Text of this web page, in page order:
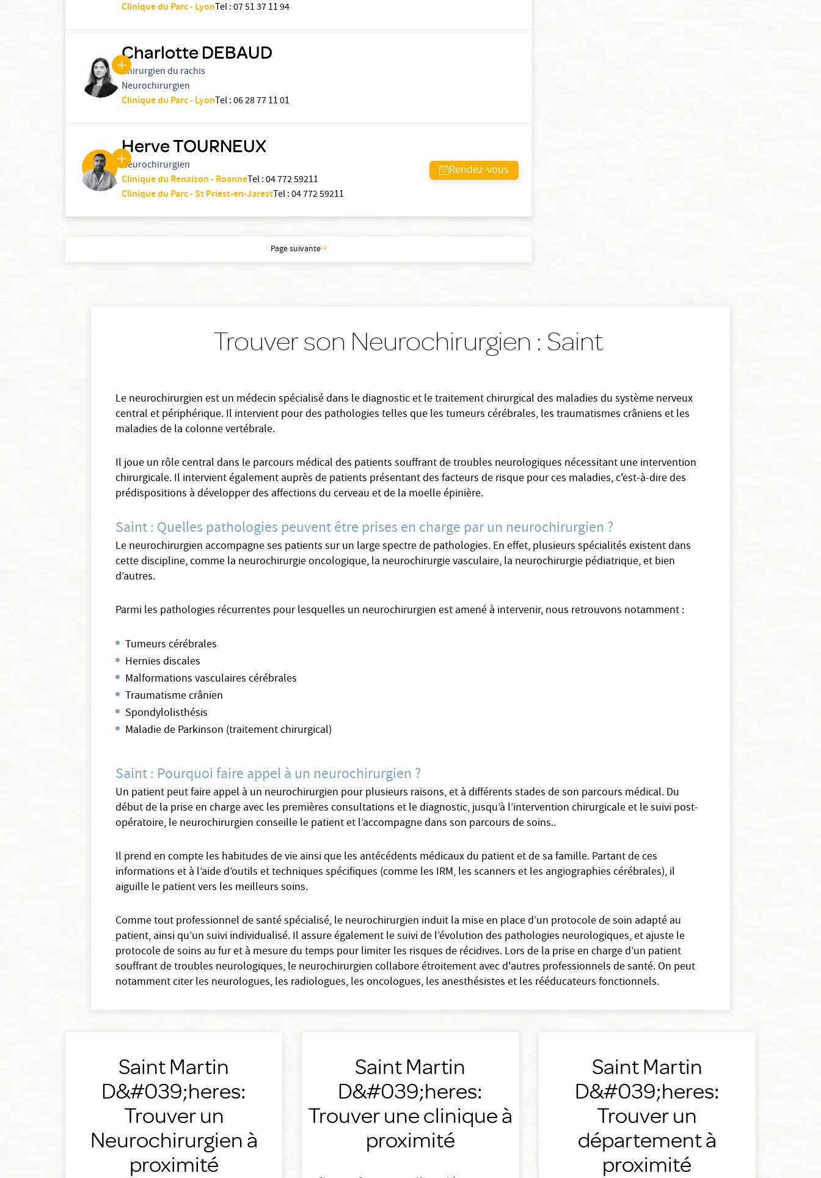
Clinique du Parc - LyonTel:07 51 37 11 94
Charlotte DEBAUD
Chirurgien du rachis
Neurochirurgien
Clinique du Parc - LyonTel:06 28 77 11 01
Herve TOURNEUX
Neurochirurgien
Clinique du Renaison - RoanneTel:04 772 59211
Clinique du Parc - St Priest-en-JarestTel:04 772 59211
Rendez-vous
Page suivante
Trouver son Neurochirurgien : Saint
Le neurochirurgien est un médecin spécialisé dans le diagnostic et le traitement chirurgical des maladies du système nerveux
central et périphérique. Il intervient pour des pathologies telles que les tumeurs cérébrales, les traumatismes crâniens et les
maladies de la colonne vertébrale.
Il joue un rôle central dans le parcours médical des patients souffrant de troubles neurologiques nécessitant une intervention
chirurgicale. Il intervient également auprès de patients présentant des facteurs de risque pour ces maladies, c'est-à-dire des
prédispositions à développer des affections du cerveau et de la moelle épinière.
Saint : Quelles pathologies peuvent être prises en charge par un neurochirurgien ?
Le neurochirurgien accompagne ses patients sur un large spectre de pathologies. En effet, plusieurs spécialités existent dans
cette discipline, comme la neurochirurgie oncologique, la neurochirurgie vasculaire, la neurochirurgie pédiatrique, et bien
d’autres.
Parmi les pathologies récurrentes pour lesquelles un neurochirurgien est amené à intervenir, nous retrouvons notamment :
Tumeurs cérébrales
Hernies discales
Malformations vasculaires cérébrales
Traumatisme crânien
Spondylolisthésis
Maladie de Parkinson (traitement chirurgical)
Saint : Pourquoi faire appel à un neurochirurgien ?
Un patient peut faire appel à un neurochirurgien pour plusieurs raisons, et à différents stades de son parcours médical. Du
début de la prise en charge avec les premières consultations et le diagnostic, jusqu’à l’intervention chirurgicale et le suivi post-
opératoire, le neurochirurgien conseille le patient et l’accompagne dans son parcours de soins..
Il prend en compte les habitudes de vie ainsi que les antécédents médicaux du patient et de sa famille. Partant de ces
informations et à l’aide d’outils et techniques spécifiques (comme les IRM, les scanners et les angiographies cérébrales), il
aiguille le patient vers les meilleurs soins.
Comme tout professionnel de santé spécialisé, le neurochirurgien induit la mise en place d’un protocole de soin adapté au
patient, ainsi qu’un suivi individualisé. Il assure également le suivi de l’évolution des pathologies neurologiques, et ajuste le
protocole de soins au fur et à mesure du temps pour limiter les risques de récidives. Lors de la prise en charge d’un patient
souffrant de troubles neurologiques, le neurochirurgien collabore étroitement avec d'autres professionnels de santé. On peut
notamment citer les neurologues, les radiologues, les oncologues, les anesthésistes et les rééducateurs fonctionnels.
Saint Martin
D&#039;heres:
Trouver un
Neurochirurgien à
proximité
Saint Martin
D&#039;heres:
Trouver une clinique à
proximité
Saint Martin
D&#039;heres:
Trouver un
département à
proximité